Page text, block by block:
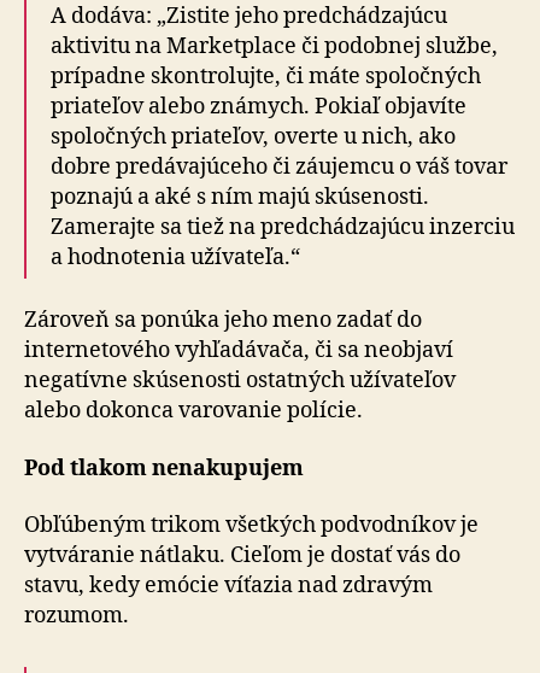
A dodáva: „Zistite jeho predchádzajúcu
aktivitu na Marketplace či podobnej službe,
prípadne skontrolujte, či máte spoločných
priateľov alebo známych. Pokiaľ objavíte
spoločných priateľov, overte u nich, ako
dobre predávajúceho či záujemcu o váš tovar
poznajú a aké s ním majú skúsenosti.
Zamerajte sa tiež na predchádzajúcu inzerciu
a hodnotenia užívateľa.“
Zároveň sa ponúka jeho meno zadať do
internetového vyhľadávača, či sa neobjaví
negatívne skúsenosti ostatných užívateľov
alebo dokonca varovanie polície.
Pod tlakom nenakupujem
Obľúbeným trikom všetkých podvodníkov je
vytváranie nátlaku. Cieľom je dostať vás do
stavu, kedy emócie víťazia nad zdravým
rozumom.